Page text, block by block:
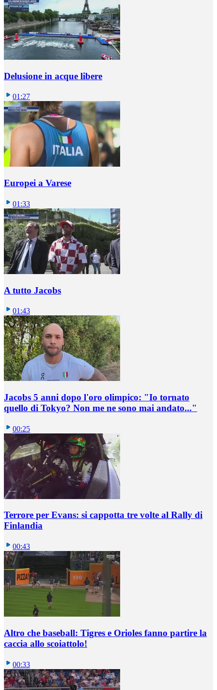
Delusione in acque libere
01:27
Europei a Varese
01:33
A tutto Jacobs
01:43
Jacobs 5 anni dopo l'oro olimpico: "Io tornato
quello di Tokyo? Non me ne sono mai andato..."
00:25
Terrore per Evans: si cappotta tre volte al Rally di
Finlandia
00:43
Altro che baseball: Tigres e Orioles fanno partire la
caccia allo scoiattolo!
00:33